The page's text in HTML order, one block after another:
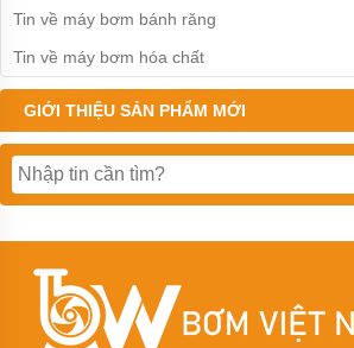
Bơm
màng
YAMADA
Bơm
màng
Bơm
Bơm
màng
HUSKY
Tin về máy bơm bánh răng
Tin về máy bơm hóa chất
GIỚI THIỆU SẢN PHẨM MỚI